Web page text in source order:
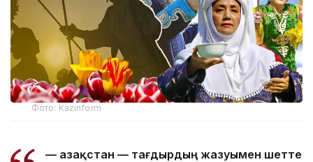
Фото: Kazinform
— Қазақстан — тағдырдың жазуымен шетте